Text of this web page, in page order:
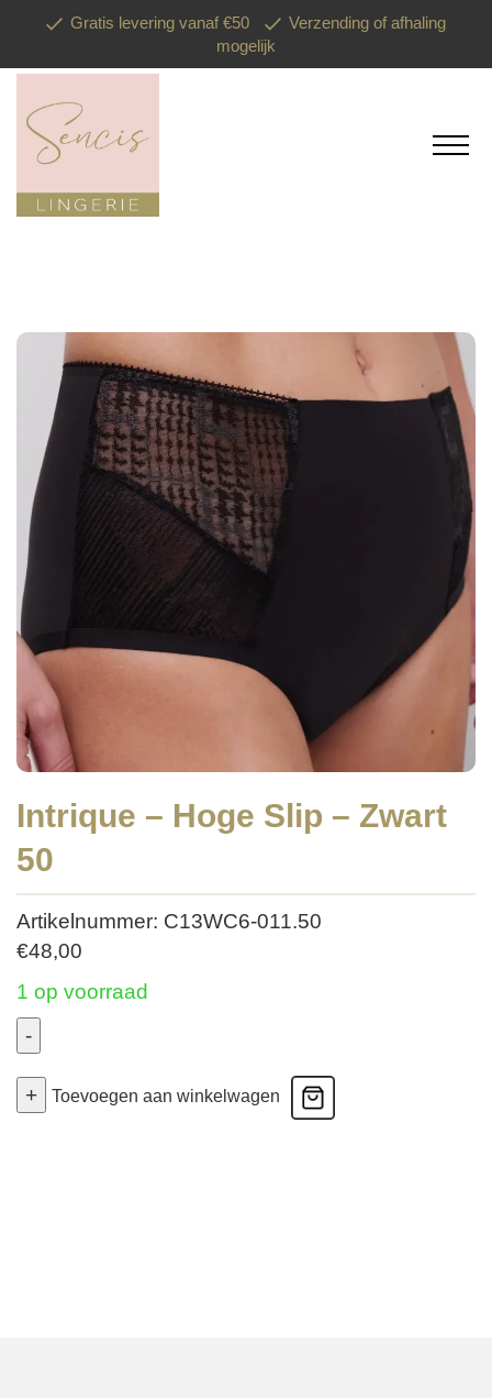
Gratis levering vanaf €50
Verzending of afhaling
mogelijk
Intrique – Hoge Slip – Zwart
50
Artikelnummer: C13WC6-011.50
€48,00
1 op voorraad
-
+ Toevoegen aan winkelwagen